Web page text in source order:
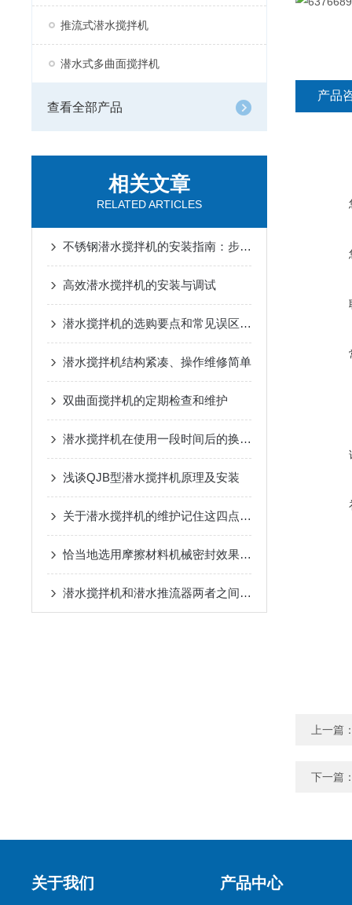
推流式潜水搅拌机
潜水式多曲面搅拌机
查看全部产品
相关文章
RELATED ARTICLES
不锈钢潜水搅拌机的安装指南：步骤与注意事项
高效潜水搅拌机的安装与调试
潜水搅拌机的选购要点和常见误区是什么？
潜水搅拌机结构紧凑、操作维修简单
双曲面搅拌机的定期检查和维护
潜水搅拌机在使用一段时间后的换油处理很有必要
浅谈QJB型潜水搅拌机原理及安装
关于潜水搅拌机的维护记住这四点就够了
恰当地选用摩擦材料机械密封效果地实现对潜水搅拌机非常重要
潜水搅拌机和潜水推流器两者之间有哪些区别你知道么
产品
上一篇
下一篇
关于我们 产品中心